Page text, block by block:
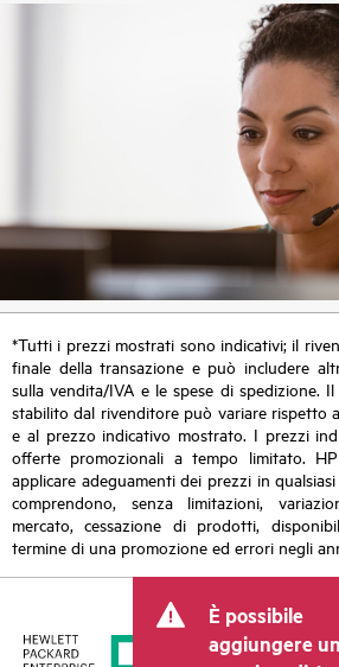
*Tutti i prezzi mostrati sono indicativi; il
finale della transazione e può includere
sulla vendita/IVA e le spese di spedizione.
stabilito dal rivenditore può variare rispetto
e al prezzo indicativo mostrato. I prezzi
offerte promozionali a tempo limitato.
applicare adeguamenti dei prezzi in
comprendono, senza limitazioni,
mercato, cessazione di prodotti,
termine di una promozione ed errori negli
È possibile
aggiungere un